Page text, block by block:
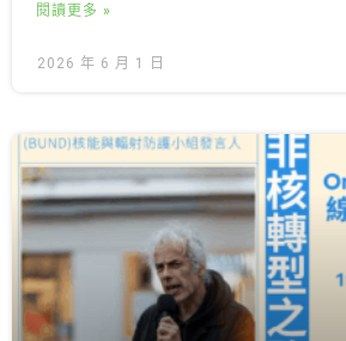
閱讀更多 »
2026 年 6 月 1 日